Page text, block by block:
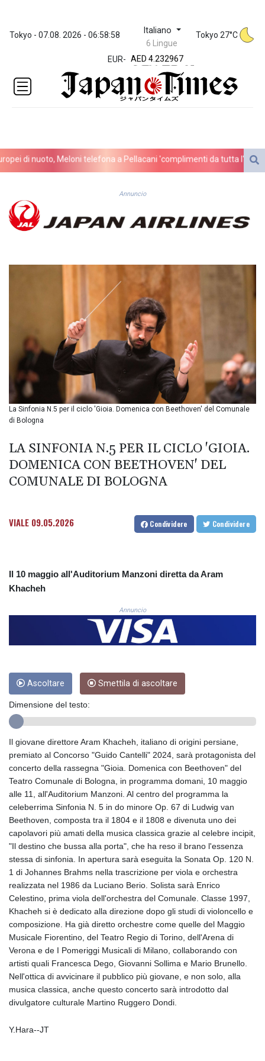
Tokyo - 07.08. 2026 - 06:58:58 Italiano
6 Lingue
Tokyo 27°C
EUR-
ZWL 371.095165
AED 4.232967
AED 4.232967
AFN 75.479359
ALL 93.095382
AMD
ARS
1728.428661
AUD 1.638336
AZN 1.961602
BBD 2.320646
BIF 3445.888043
BMD 1.152471
BND 1.477446
BOB 13.935975
BRL 5.897421
BSD 1.152186
BTN 109.652359
BWP 15.583119
BYN 3.411334
BYR
22588.429982
BZD 2.317251
2604.584378
CHF 0.936272
CLP
CNH 7.777151
CUC 1.152471
CZK 24.24407
DJF 204.817306
DKK 7.476217
EGP 57.264782
ERN 17.287064
FJD 2.552089
GBP 0.85641
GEL 3.013725
GGP 0.856077
GHS 13.524239
GIP 0.856077
GMD 85.282572
GNF
10118.69464
GTQ 8.791437
GYD 241.048608
HKD 9.04099
HNL 30.88171
HRK 7.536585
HTG 150.649793
HUF 364.625083
IDR
20648.821428
ILS 3.46629
IMP 0.856077
INR 109.809273
IQD
di nuoto, Meloni telefona a Pellacani 'complimenti da tutta l'Italia'
Annuncio
La Sinfonia N.5 per il ciclo 'Gioia. Domenica con Beethoven' del Comunale
di Bologna
LA SINFONIA N.5 PER IL CICLO 'GIOIA.
DOMENICA CON BEETHOVEN' DEL
COMUNALE DI BOLOGNA
VIALE 09.05.2026 Condividere Condividere
Il 10 maggio all'Auditorium Manzoni diretta da Aram
Khacheh
Annuncio
Ascoltare Smettila di ascoltare
Dimensione del testo:
Il giovane direttore Aram Khacheh, italiano di origini persiane,
premiato al Concorso "Guido Cantelli" 2024, sarà protagonista del
concerto della rassegna "Gioia. Domenica con Beethoven" del
Teatro Comunale di Bologna, in programma domani, 10 maggio
alle 11, all'Auditorium Manzoni. Al centro del programma la
celeberrima Sinfonia N. 5 in do minore Op. 67 di Ludwig van
Beethoven, composta tra il 1804 e il 1808 e divenuta uno dei
capolavori più amati della musica classica grazie al celebre incipit,
"Il destino che bussa alla porta", che ha reso il brano l'essenza
stessa di sinfonia. In apertura sarà eseguita la Sonata Op. 120 N.
1 di Johannes Brahms nella trascrizione per viola e orchestra
realizzata nel 1986 da Luciano Berio. Solista sarà Enrico
Celestino, prima viola dell'orchestra del Comunale. Classe 1997,
Khacheh si è dedicato alla direzione dopo gli studi di violoncello e
composizione. Ha già diretto orchestre come quelle del Maggio
Musicale Fiorentino, del Teatro Regio di Torino, dell'Arena di
Verona e de I Pomeriggi Musicali di Milano, collaborando con
artisti quali Francesca Dego, Giovanni Sollima e Mario Brunello.
Nell'ottica di avvicinare il pubblico più giovane, e non solo, alla
musica classica, anche questo concerto sarà introdotto dal
divulgatore culturale Martino Ruggero Dondi.
Y.Hara--JT